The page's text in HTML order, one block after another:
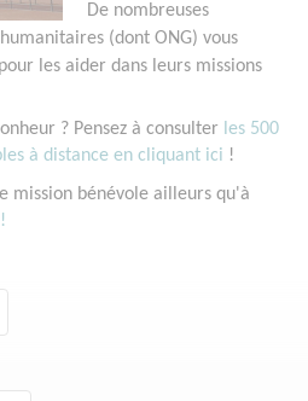
De nombreuses
(dont ONG) vous
les aider dans leurs missions
? Pensez à consulter les 500
à distance en cliquant ici !
mission bénévole ailleurs qu'à